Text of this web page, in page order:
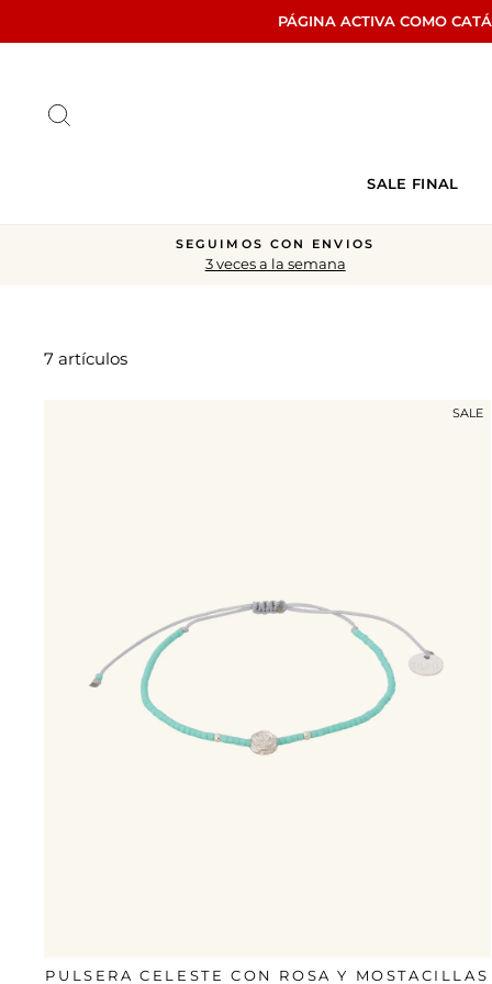
PÁGINA ACTIVA COMO
SALE FINAL
SEGUIMOS CON ENVIOS
3 veces a la semana
7 artículos
SALE
PULSERA CELESTE CON ROSA Y MOSTACILLAS